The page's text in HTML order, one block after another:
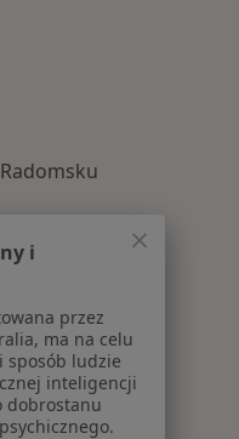
leczone
i
przez
ma na celu
sposób ludzie
inteligencji
dobrostanu